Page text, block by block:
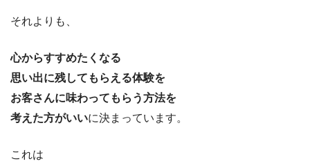
それよりも、
心からすすめたくなる
思い出に残してもらえる体験を
お客さんに味わってもらう方法を
考えた方がいいに決まっています。
これは